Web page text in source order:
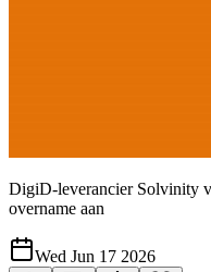
DigiD-leverancier Solvinity
overname aan
Wed Jun 17 2026